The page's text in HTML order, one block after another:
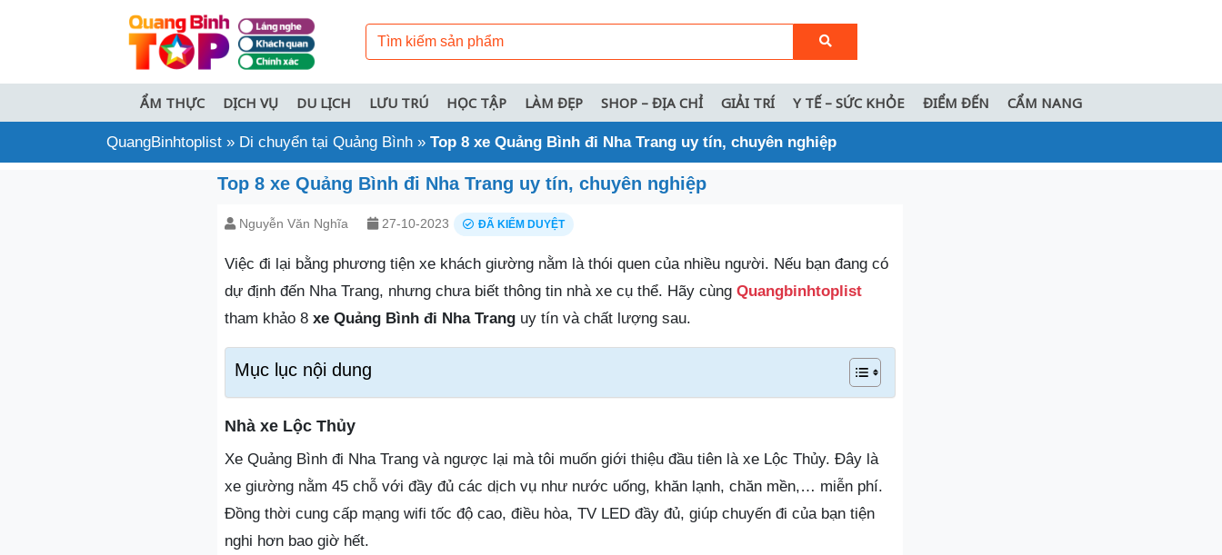
ẨM THỰC DỊCH VỤ DU LỊCH LƯU TRÚ HỌC TẬP LÀM ĐẸP SHOP – ĐỊA CHỈ GIẢI TRÍ Y TẾ – SỨC KHỎE ĐIỂM ĐẾN CẨM NANG
QuangBinhtoplist » Di chuyển tại Quảng Bình » Top 8 xe Quảng Bình đi Nha Trang uy tín, chuyên nghiệp
Top 8 xe Quảng Bình đi Nha Trang uy tín, chuyên nghiệp
Nguyễn Văn Nghĩa 27-10-2023 ĐÃ KIỂM DUYỆT
Việc đi lại bằng phương tiện xe khách giường nằm là thói quen của nhiều người. Nếu bạn đang có
dự định đến Nha Trang, nhưng chưa biết thông tin nhà xe cụ thể. Hãy cùng Quangbinhtoplist
tham khảo 8 xe Quảng Bình đi Nha Trang uy tín và chất lượng sau.
Mục lục nội dung
Nhà xe Lộc Thủy
Xe Quảng Bình đi Nha Trang và ngược lại mà tôi muốn giới thiệu đầu tiên là xe Lộc Thủy. Đây là
xe giường nằm 45 chỗ với đầy đủ các dịch vụ như nước uống, khăn lạnh, chăn mền,… miễn phí.
Đồng thời cung cấp mạng wifi tốc độ cao, điều hòa, TV LED đầy đủ, giúp chuyến đi của bạn tiện
nghi hơn bao giờ hết.